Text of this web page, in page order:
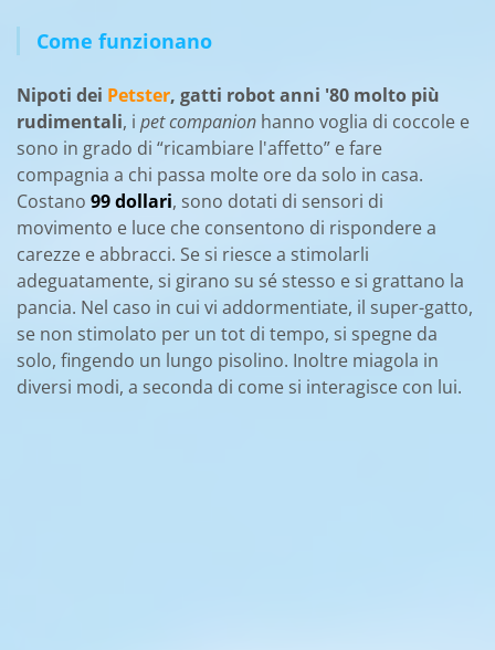
Come funzionano
Nipoti dei Petster, gatti robot anni '80 molto più
rudimentali, i pet companion hanno voglia di coccole e
sono in grado di “ricambiare l'affetto” e fare
compagnia a chi passa molte ore da solo in casa.
Costano 99 dollari, sono dotati di sensori di
movimento e luce che consentono di rispondere a
carezze e abbracci. Se si riesce a stimolarli
adeguatamente, si girano su sé stesso e si grattano la
pancia. Nel caso in cui vi addormentiate, il super-gatto,
se non stimolato per un tot di tempo, si spegne da
solo, fingendo un lungo pisolino. Inoltre miagola in
diversi modi, a seconda di come si interagisce con lui.